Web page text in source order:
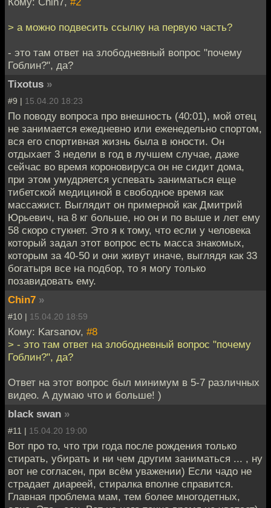
> а можно подвесить ссылку на первую часть?
- это там ответ на злободневный вопрос "почему
Гоблин?", да?
Tixotus »
#9 | 15.04.20 18:23
По поводу вопроса про внешность (40:01), мой отец
не занимается ежедневно или еженедельно спортом,
вся его спортивная жизнь была в юности. Он
отдыхает 3 недели в год в лучшем случае, даже
сейчас во время короновируса он не сидит дома,
при этом умудряется успевать заниматься еще
тибетской медициной в свободное время как
массажист. Выглядит он примерной как Дмитрий
Юрьевич, на 8 кг больше, но он и по выше и лет ему
58 скоро стукнет. Это я к тому, что если у человека
который задал этот вопрос есть масса знакомых,
которым за 40-50 и они живут иначе, выглядя как 33
богатыря все на подбор, то я могу только
позавидовать ему.
Chin7 »
#10 | 15.04.20 18:59
Кому: Karsanov, #8
> - это там ответ на злободневный вопрос "почему
Гоблин?", да?
Ответ на этот вопрос был минимум в 5-7 различных
видео. А думаю что и больше! )
black swan »
#11 | 15.04.20 19:00
Вот про то, что три года после рождения только
стирать, убирать и ни чем другим заниматься ... , ну
вот не согласен, при всём уважении) Если чадо не
страдает диареей, стиралка вполне справится.
Главная проблема мам, тем более многодетных,